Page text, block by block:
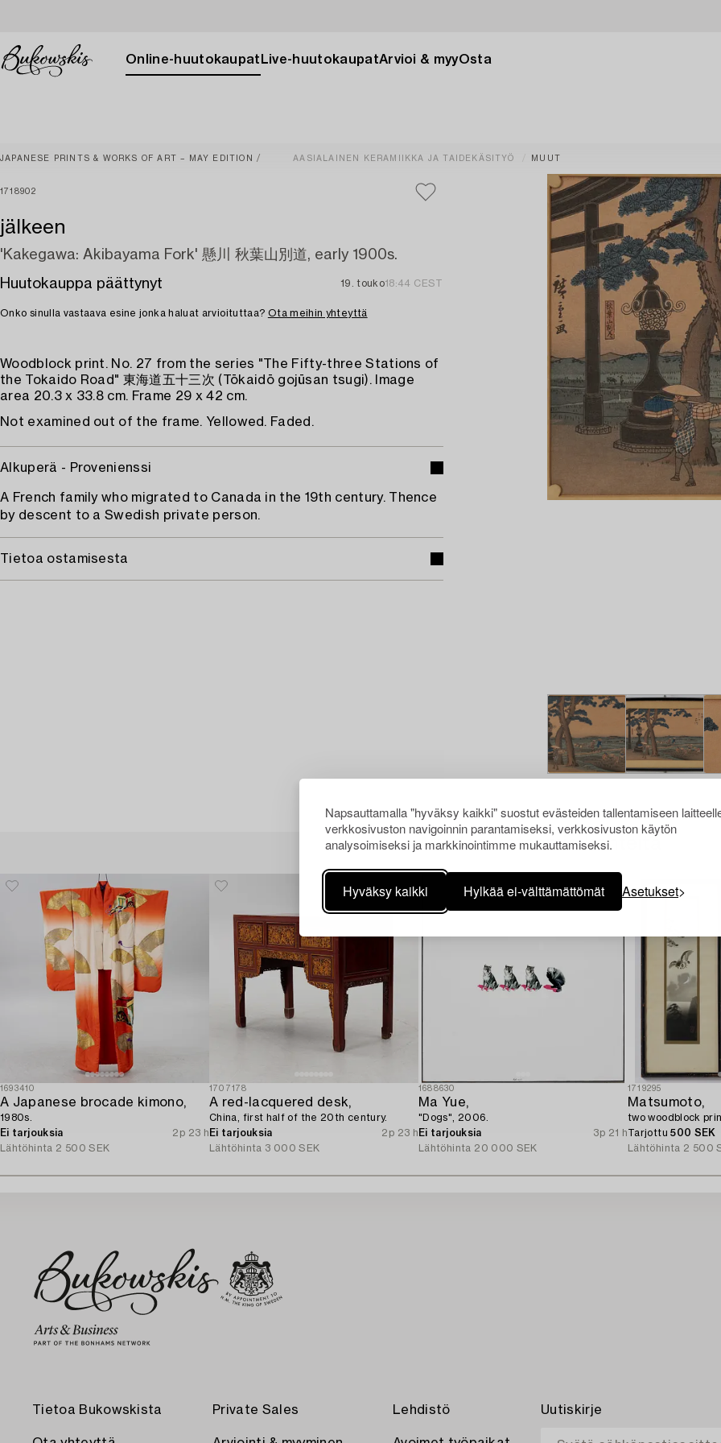
Napsauttamalla "hyväksy kaikki" suostut evästeiden tallentamiseen
verkkosivuston navigoinnin parantamiseksi, verkkosivuston käytön
analysoimiseksi ja markkinointimme mukauttamiseksi.
Hyväksy kaikki Hylkää ei-välttämättömät Asetukset
Online-huutokaupat Live-huutokaupatArvioi & myyOsta
JAPANESE PRINTS & WORKS OF ART – MAY EDITION AASIALAINEN KERAMIIKKA JA TAIDEKÄSITYÖ MUUT
1718902
jälkeen
'Kakegawa: Akibayama Fork' 懸川 秋葉山別道, early 1900s.
Huutokauppa päättynyt
19. touko18:44 CEST
Onko sinulla vastaava esine jonka haluat arvioituttaa? Ota meihin yhteyttä
Woodblock print. No. 27 from the series "The Fifty-three Stations of
the Tokaido Road" 東海道五十三次 (Tōkaidō gojūsan tsugi). Image
area 20.3 x 33.8 cm. Frame 29 x 42 cm.
Not examined out of the frame. Yellowed. Faded.
Alkuperä - Provenienssi
A French family who migrated to Canada in the 19th century. Thence
by descent to a Swedish private person.
Tietoa ostamisesta
Muiden katsomia kohteita
1693410
A Japanese brocade kimono,
1980s.
Ei tarjouksia
2p 23 h
Lähtöhinta 2 500 SEK
1707178
A red-lacquered desk,
China, first half of the 20th century.
Ei tarjouksia
2p 23 h
Lähtöhinta 3 000 SEK
1688630
Ma Yue,
"Dogs", 2006.
Ei tarjouksia
3p 21 h
Lähtöhinta 20 000 SEK
1719295
Matsumoto,
two woodblock
Tarjottu500 SEK
Lähtöhinta 2 500
Tietoa Bukowskista Private Sales Lehdistö Uutiskirje